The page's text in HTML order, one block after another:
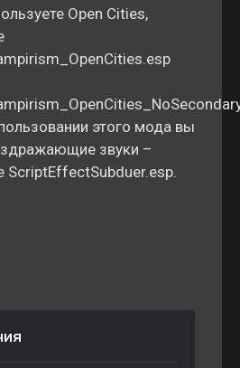
Open Cities,
этого мода вы
звуки –
ScriptEffectSubduer.esp.